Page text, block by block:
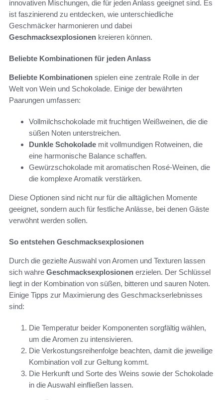
innovativen Mischungen, die für jeden Anlass geeignet sind. Es
ist faszinierend zu entdecken, wie unterschiedliche
Geschmäcker harmonieren und dabei
Geschmacksexplosionen kreieren können.
Beliebte Kombinationen für jeden Anlass
Beliebte Kombinationen spielen eine zentrale Rolle in der
Welt von Wein und Schokolade. Einige der bewährten
Paarungen umfassen:
Vollmilchschokolade mit fruchtigen Weißweinen, die die
süßen Noten unterstreichen.
Dunkle Schokolade mit vollmundigen Rotweinen, die
eine harmonische Balance schaffen.
Gewürzschokolade mit aromatischen Rosé-Weinen, die
die komplexe Aromatik verstärken.
Diese Optionen sind nicht nur für die alltäglichen Momente
geeignet, sondern auch für festliche Anlässe, bei denen Gäste
verwöhnt werden sollen.
So entstehen Geschmacksexplosionen
Durch die gezielte Auswahl von Aromen und Texturen lassen
sich wahre Geschmacksexplosionen erzielen. Der Schlüssel
liegt in der Kombination von süßen, bitteren und sauren Noten.
Einige Tipps zur Maximierung des Geschmackserlebnisses
sind:
Die Temperatur beider Komponenten sorgfältig wählen,
um die Aromen zu intensivieren.
Die Verkostungsreihenfolge beachten, damit die jeweilige
Kombination voll zur Geltung kommt.
Die Herkunft und Sorte des Weins sowie der Schokolade
in die Auswahl einfließen lassen.